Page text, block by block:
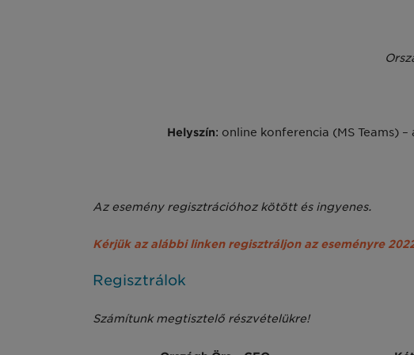
Helyszín: online konferencia (MS Teams)
Az esemény regisztrációhoz kötött és ingyenes.
Kérjük az alábbi linken regisztráljon az eseményre
Regisztrálok
Számítunk megtisztelő részvételükre!